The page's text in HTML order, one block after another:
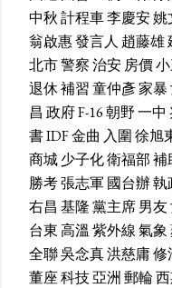
中秋計程車李慶安姚
翁啟惠發言人 趙藤雄
北市警察治安房價
退休補習童仲彥家暴
昌 政府F-16朝野一中
書IDF金曲 入圍徐旭
商城少子化衛福部補
勝考張志軍國台辦執
右昌 基隆黨主席男友
台東高溫 紫外線氣象
全聯吳念真洪慈庸修
董座科技亞洲 郵輪